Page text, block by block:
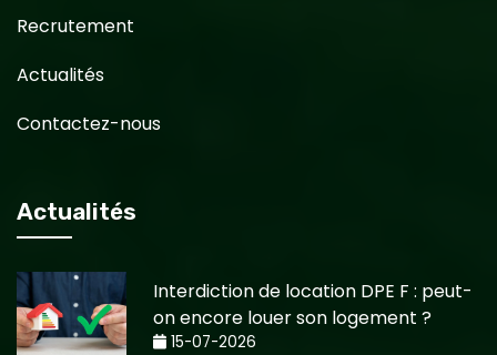
Recrutement
Actualités
Contactez-nous
Actualités
Interdiction de location DPE F : peut-
on encore louer son logement ?
15-07-2026